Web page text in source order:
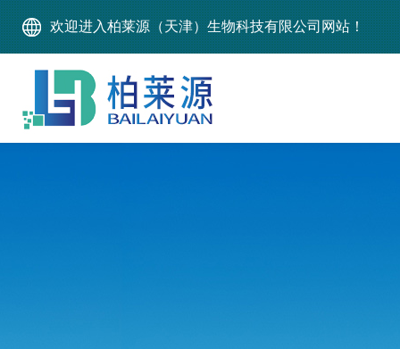
欢迎进入柏莱源（天津）生物科技有限公司网站！